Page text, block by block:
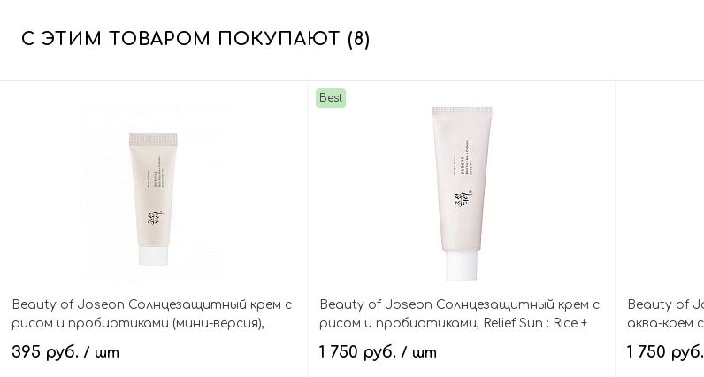
С ЭТИМ ТОВАРОМ ПОКУПАЮТ (8)
Beauty of Joseon Солнцезащитный крем с
рисом и пробиотиками (мини-версия),
Relief Sun : Rice + Probiotics SPF50+ PA++++
Mini
395 руб. / шт
Best
Beauty of Joseon Солнцезащитный крем с
рисом и пробиотиками, Relief Sun : Rice +
Probiotics SPF50+ PA++++
1 750 руб. / шт
Beauty of
аква-крем
Sun Aqua-
1 750 руб.